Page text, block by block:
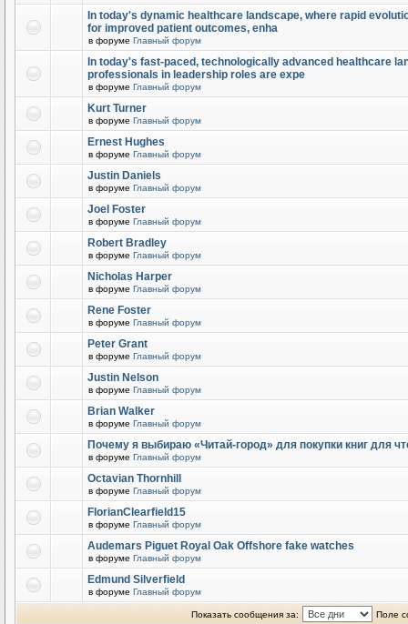
In today's dynamic healthcare landscape, where rapid
for improved patient outcomes, enha
в форуме Главный форум
In today's fast-paced, technologically advanced healthcare
professionals in leadership roles are expe
в форуме Главный форум
Kurt Turner
в форуме Главный форум
Ernest Hughes
в форуме Главный форум
Justin Daniels
в форуме Главный форум
Joel Foster
в форуме Главный форум
Robert Bradley
в форуме Главный форум
Nicholas Harper
в форуме Главный форум
Rene Foster
в форуме Главный форум
Peter Grant
в форуме Главный форум
Justin Nelson
в форуме Главный форум
Brian Walker
в форуме Главный форум
Почему я выбираю «Читай-город» для покупки книг для
в форуме Главный форум
Octavian Thornhill
в форуме Главный форум
FlorianClearfield15
в форуме Главный форум
Audemars Piguet Royal Oak Offshore fake watches
в форуме Главный форум
Edmund Silverfield
в форуме Главный форум
Показать сообщения за:
Поле